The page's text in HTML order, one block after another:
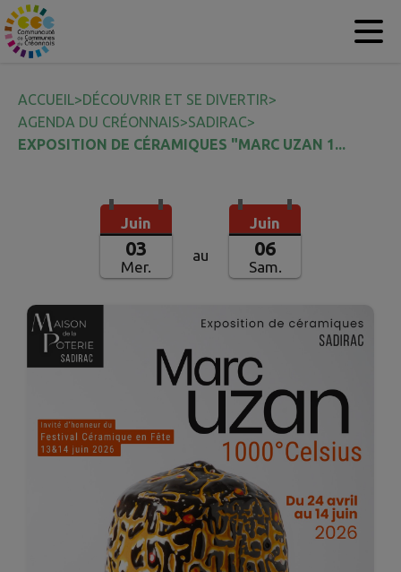
Contenu
ACCUEIL>DÉCOUVRIR ET SE DIVERTIR>
AGENDA DU CRÉONNAIS>SADIRAC>
EXPOSITION DE CÉRAMIQUES "MARC UZAN 1...
Juin
03
Mer.
au
Juin
06
Sam.